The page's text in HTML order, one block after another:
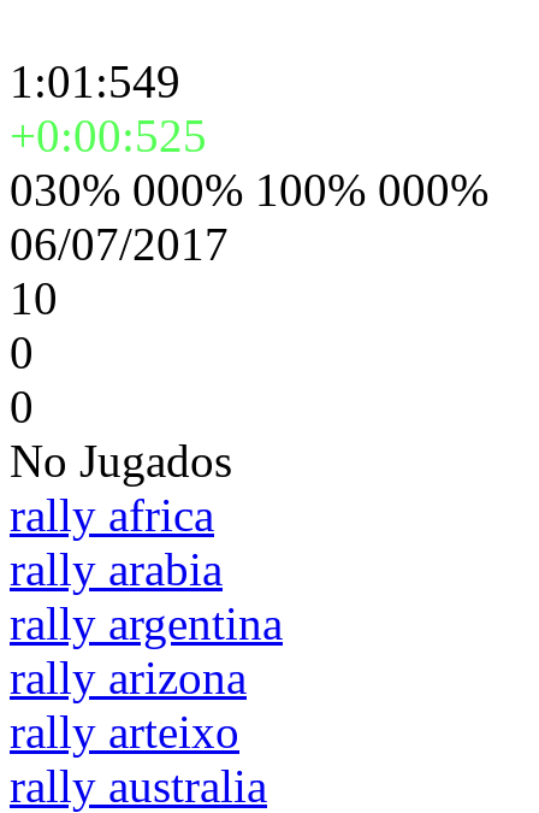
1:01:549
+0:00:525
030% 000% 100% 000%
06/07/2017
10
0
0
No Jugados
rally africa
rally arabia
rally argentina
rally arizona
rally arteixo
rally australia